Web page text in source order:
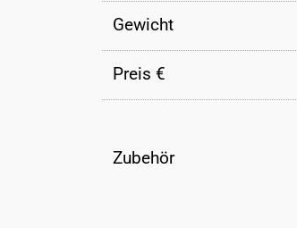
Gewicht
Preis €
Zubehör